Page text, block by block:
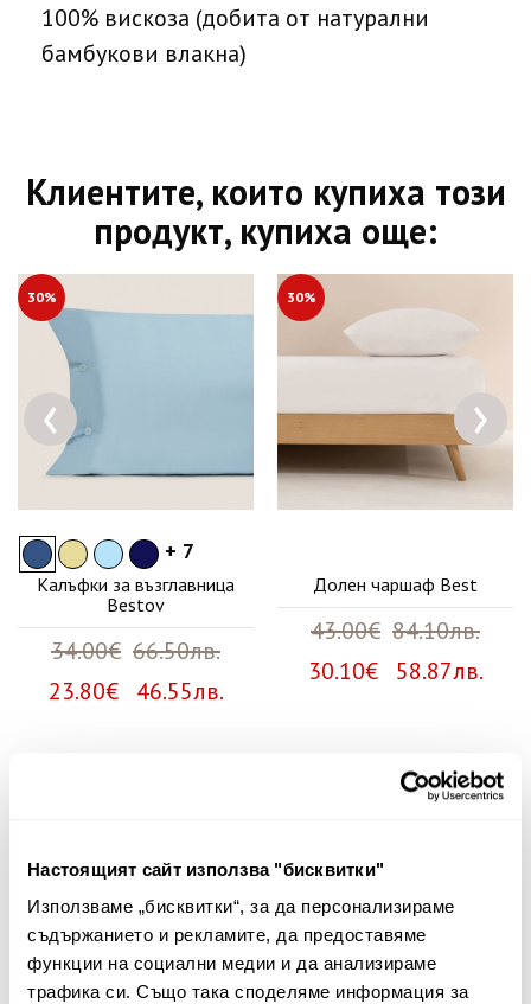
Настоящият сайт използва "бисквитки"
Използваме „бисквитки“, за да персонализираме
съдържанието и рекламите, да предоставяме
функции на социални медии и да анализираме
трафика си. Също така споделяме информация за
100% вискоза (добита от натурални
бамбукови влакна)
Клиентите, които купиха този
продукт, купиха още:
30%
+ 7
Калъфки за възглавница
Bestov
34.00€ 66.50лв.
23.80€ 46.55лв.
30%
Долен чаршаф Best
43.00€ 84.10лв.
30.10€ 58.87лв.
‹ ›
Споделете Вашето мнение
Име